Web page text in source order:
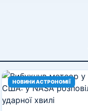
НОВИНИ АСТРОНОМІЇ